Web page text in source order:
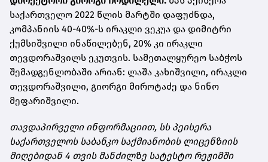
საქართველო 2022 წლის მარტში დაფუძნდა,
კომპანიის 40-40%-ს ირაკლი ვეკუა და დიმიტრი
ქუმსიშვილი ინაწილებენ, 20% კი ირაკლი
თევდორაშვილს ეკუთვის. სამეთალყურეო საბჭოს
შემადგენლობაში არიან: ლაშა კახიშვილი, ირაკლი
თევდორაშვილი, გიორგი მიროტაძე და ნინო
მეფარიშვილი.
თავდაპირველი ინფორმაციით, სს პეისერა
საქართველოს საბანკო საქმიანობის ლიცენზიის
მიღებიდან 4 თვის მანძილზე სატესტო რეჟიმში